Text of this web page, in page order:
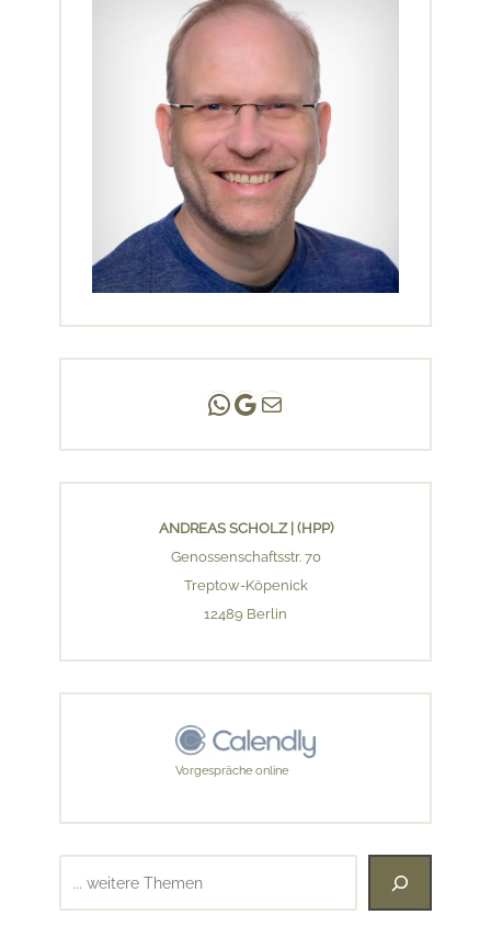
Andreas Scholz | (HPP)
Praxis Adlershof
E-Mail an mich ...
ANDREAS SCHOLZ | (HPP)
Genossenschaftsstr. 70
Treptow-Köpenick
12489 Berlin
Vorgespräche online